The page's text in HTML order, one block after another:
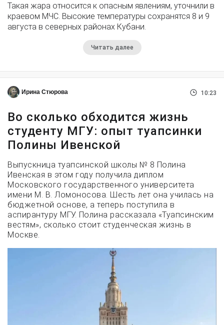
Такая жара относится к опасным явлениям, уточнили в
краевом МЧС. Высокие температуры сохранятся 8 и 9
августа в северных районах Кубани.
Читать далее
Ирина Стюрова 10:23
Во сколько обходится жизнь
студенту МГУ: опыт туапсинки
Полины Ивенской
Выпускница туапсинской школы № 8 Полина
Ивенская в этом году получила диплом
Московского государственного университета
имени М. В. Ломоносова. Шесть лет она училась на
бюджетной основе, а теперь поступила в
аспирантуру МГУ. Полина рассказала «Туапсинским
вестям», сколько стоит студенческая жизнь в
Москве.